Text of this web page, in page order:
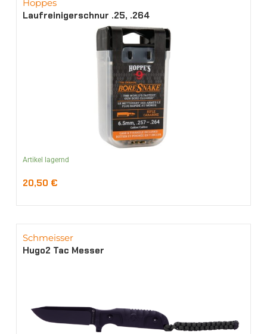
Hoppes
Laufreinigerschnur .25, .264
Artikel lagernd
20,50 €
Schmeisser
Hugo2 Tac Messer